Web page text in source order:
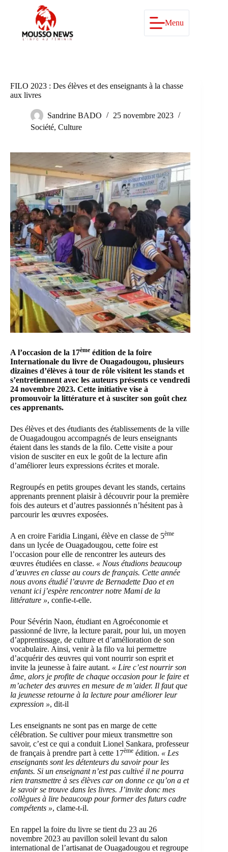
Menu
FILO 2023 : Des élèves et des enseignants à la chasse
aux livres
Sandrine BADO
25 novembre 2023
Société, Culture
A l’occasion de la 17ème édition de la foire
Internationale du livre de Ouagadougou, plusieurs
dizaines d’élèves à tour de rôle visitent les stands et
s’entretiennent avec les auteurs présents ce vendredi
24 novembre 2023. Cette initiative vise à
promouvoir la littérature et à susciter son goût chez
ces apprenants.
Des élèves et des étudiants des établissements de la ville
de Ouagadougou accompagnés de leurs enseignants
étaient dans les stands de la filo. Cette visite a pour
vision de susciter en eux le goût de la lecture afin
d’améliorer leurs expressions écrites et morale.
Regroupés en petits groupes devant les stands, certains
apprenants prennent plaisir à découvrir pour la première
fois des auteurs et d’autres passionnés n’hésitent pas à
parcourir les œuvres exposées.
A en croire Faridia Lingani, élève en classe de 5ème
dans un lycée de Ouagadougou, cette foire est
l’occasion pour elle de rencontrer les auteurs des
œuvres étudiées en classe. « Nous étudions beaucoup
d’œuvres en classe au cours de français. Cette année
nous avons étudié l’œuvre de Bernadette Dao et en
venant ici j’espère rencontrer notre Mami de la
littérature », confie-t-elle.
Pour Sévérin Naon, étudiant en Agroéconomie et
passionné de livre, la lecture parait, pour lui, un moyen
d’apprentissage, de culture et d’amélioration de son
vocabulaire. Ainsi, venir à la filo va lui permettre
d’acquérir des œuvres qui vont nourrir son esprit et
invite la jeunesse à faire autant. « Lire c’est nourrir son
âme, alors je profite de chaque occasion pour le faire et
m’acheter des œuvres en mesure de m’aider. Il faut que
la jeunesse retourne à la lecture pour améliorer leur
expression », dit-il
Les enseignants ne sont pas en marge de cette
célébration. Se cultiver pour mieux transmettre son
savoir, c’est ce qui a conduit Lionel Sankara, professeur
de français à prendre part à cette 17ème édition. « Les
enseignants sont les détenteurs du savoir pour les
enfants. Si un enseignant n’est pas cultivé il ne pourra
rien transmettre à ses élèves car on donne ce qu’on a et
le savoir se trouve dans les livres. J’invite donc mes
collègues à lire beaucoup pour former des futurs cadre
compétents », clame-t-il.
En rappel la foire du livre se tient du 23 au 26
novembre 2023 au pavillon soleil levant du salon
international de l’artisanat de Ouagadougou et regroupe